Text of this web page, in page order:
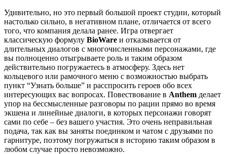
Удивительно, но это первый большой проект студии, который
настолько сильно, в негативном плане, отличается от всего
того, что компания делала ранее. Игра отвергает
классическую формулу BioWare и отказывается от
длительных диалогов с многочисленными персонажами, где
вы полноценно отыгрываете роль и таким образом
действительно погружаетесь в атмосферу. Здесь нет
кольцевого или рамочного меню с возможностью выбрать
пункт “Узнать больше” и расспросить героев обо всех
интересующих вас вопросах. Повествование в Anthem делает
упор на бессмысленные разговоры по рации прямо во время
экшена и линейные диалоги, в которых персонажи говорят
сами по себе – без вашего участия. Это очень неправильная
подача, так как вы заняты поединком и чатом с друзьями по
гарнитуре, поэтому погружаться в историю таким образом в
любом случае просто невозможно.